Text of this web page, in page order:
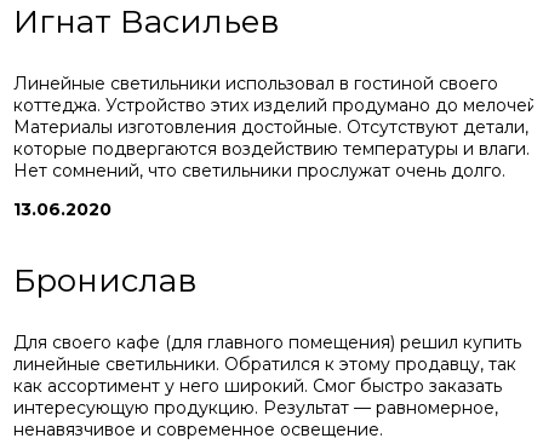
Игнат Васильев
Линейные светильники использовал в гостиной своего
коттеджа. Устройство этих изделий продумано до мелочей.
Материалы изготовления достойные. Отсутствуют детали,
которые подвергаются воздействию температуры и влаги.
Нет сомнений, что светильники прослужат очень долго.
13.06.2020
Бронислав
Для своего кафе (для главного помещения) решил купить
линейные светильники. Обратился к этому продавцу, так
как ассортимент у него широкий. Смог быстро заказать
интересующую продукцию. Результат — равномерное,
ненавязчивое и современное освещение.